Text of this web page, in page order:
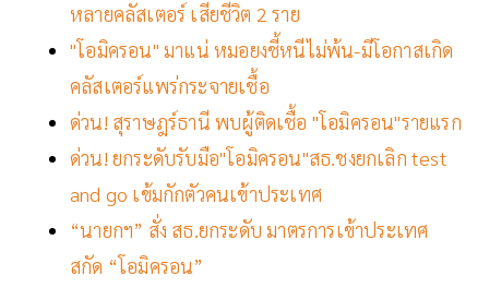
หลายคลัสเตอร์ เสียชีวิต 2 ราย
"โอมิครอน" มาแน่ หมอยงชี้หนีไม่พ้น-มีโอกาสเกิด
คลัสเตอร์แพร่กระจายเชื้อ
ด่วน! สุราษฎร์ธานี พบผู้ติดเชื้อ "โอมิครอน"รายแรก
ด่วน! ยกระดับรับมือ"โอมิครอน"สธ.ชงยกเลิก test
and go เข้มกักตัวคนเข้าประเทศ
“นายกฯ” สั่ง สธ.ยกระดับ มาตรการเข้าประเทศ
สกัด “โอมิครอน”